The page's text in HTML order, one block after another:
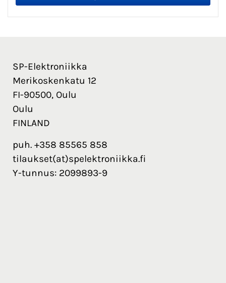
SP-Elektroniikka
Merikoskenkatu 12
FI-90500, Oulu
Oulu
FINLAND
puh. +358 85565 858
tilaukset(at)spelektroniikka.fi
Y-tunnus: 2099893-9